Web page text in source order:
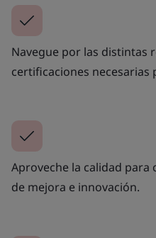
Navegue por las distintas
certificaciones necesarias
Aproveche la calidad
de mejora e innovación.